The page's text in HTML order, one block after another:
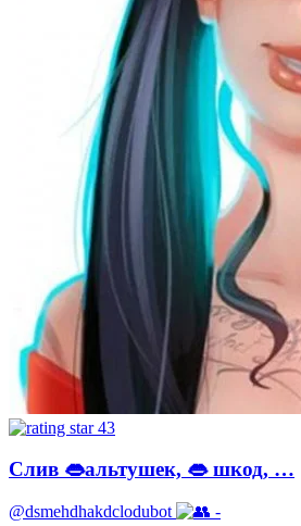
43
Слив 👄альтушек, 👄 шкод, …
@dsmehdhakdclodubot -